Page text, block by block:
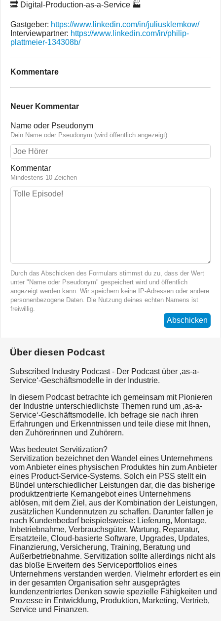
🔜 Digital-Production-as-a-Service 🏭
Gastgeber: https://www.linkedin.com/in/juliusklemkow/
Interviewpartner: https://www.linkedin.com/in/philip-
plattmeier-134308b/
Kommentare
Neuer Kommentar
Name oder Pseudonym
Dein Name oder Pseudonym (wird öffentlich angezeigt)
Kommentar
Mindestens 10 Zeichen
Durch das Abschicken des Formulars stimmst du zu, dass der Wert
unter "Name oder Pseudonym" gespeichert wird und öffentlich
angezeigt werden kann. Wir speichern keine IP-Adressen oder andere
personenbezogene Daten. Die Nutzung deines echten Namens ist
freiwillig.
Abschicken
Über diesen Podcast
Subscribed Industry Podcast - Der Podcast über ‚as-a-
Service‘-Geschäftsmodelle in der Industrie.
In diesem Podcast betrachte ich gemeinsam mit Pionieren
der Industrie unterschiedlichste Themen rund um ‚as-a-
Service‘-Geschäftsmodelle. Ich befrage sie nach ihren
Erfahrungen und Erkenntnissen und teile diese mit Ihnen,
den Zuhörerinnen und Zuhörern.
Was bedeutet Servitization?
Servitization bezeichnet den Wandel eines Unternehmens
vom Anbieter eines physischen Produktes hin zum Anbieter
eines Product-Service-Systems. Solch ein PSS stellt ein
Bündel unterschiedlicher Leistungen dar, die das bisherige
produktzentrierte Kernangebot eines Unternehmens
ablösen, mit dem Ziel, aus der Kombination der Leistungen,
zusätzlichen Kundennutzen zu schaffen. Darunter fallen je
nach Kundenbedarf beispielsweise: Lieferung, Montage,
Inbetriebnahme, Verbrauchsgüter, Wartung, Reparatur,
Ersatzteile, Cloud-basierte Software, Upgrades, Updates,
Finanzierung, Versicherung, Training, Beratung und
Außerbetriebnahme. Servitization sollte allerdings nicht als
das bloße Erweitern des Serviceportfolios eines
Unternehmens verstanden werden. Vielmehr erfordert es ein
in der gesamten Organisation sehr ausgeprägtes
kundenzentriertes Denken sowie spezielle Fähigkeiten und
Prozesse in Entwicklung, Produktion, Marketing, Vertrieb,
Service und Finanzen.